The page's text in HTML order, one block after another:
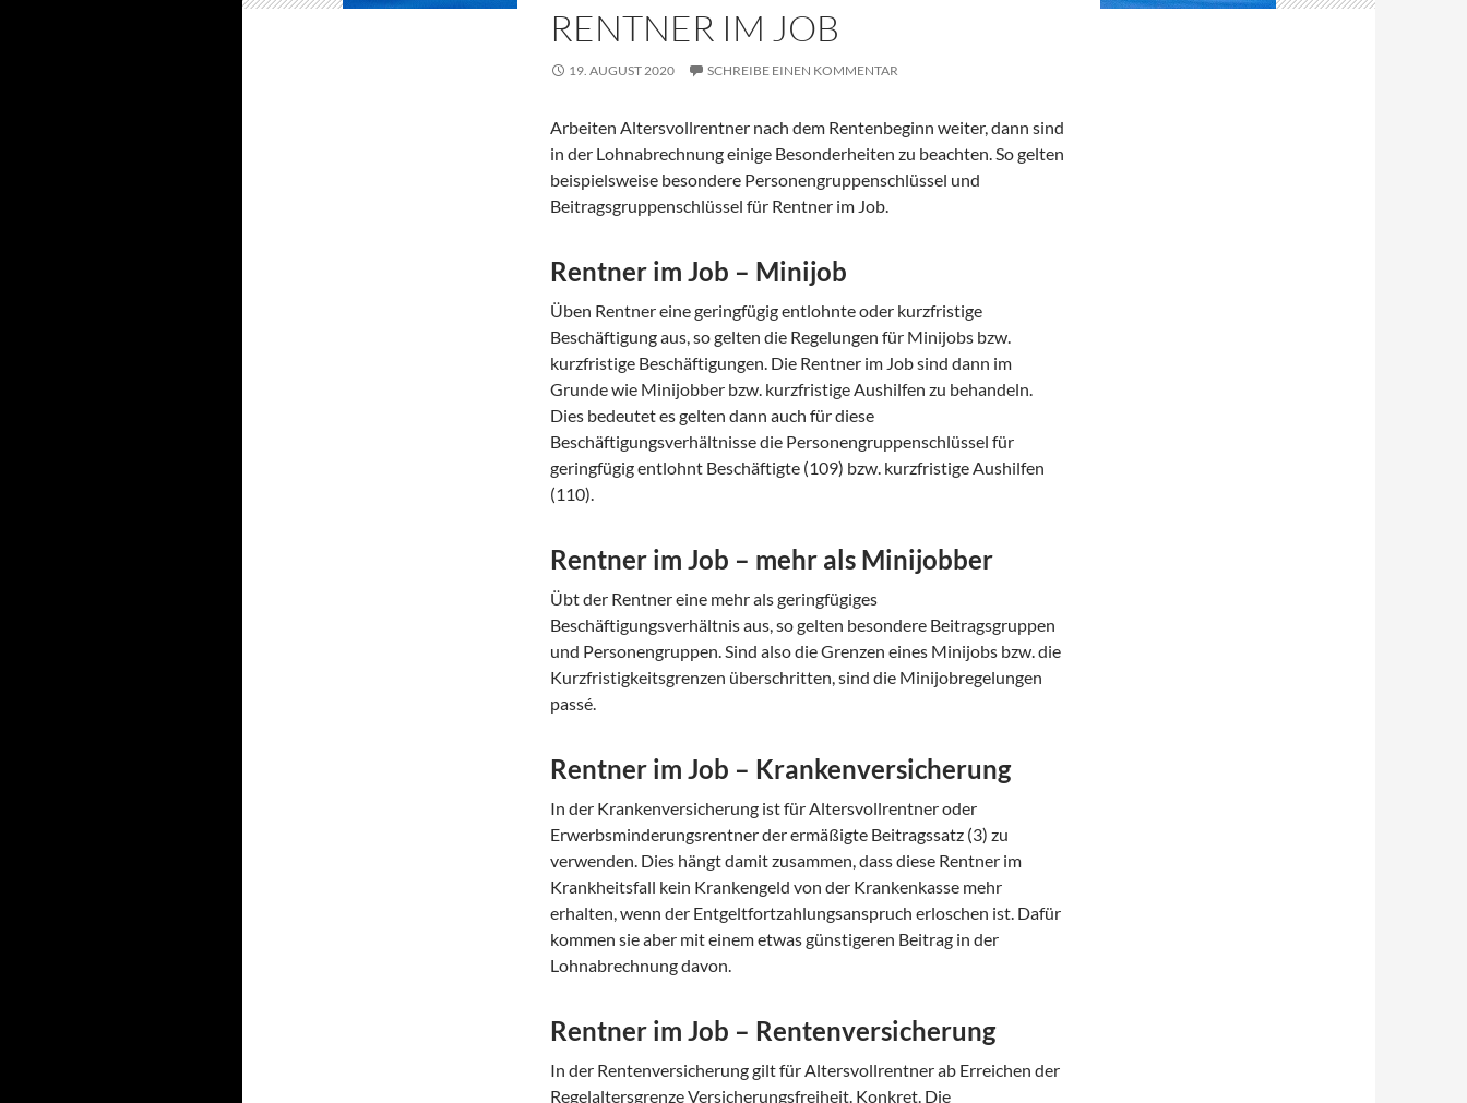
RENTNER IM JOB
19. AUGUST 2020 SCHREIBE EINEN KOMMENTAR
Arbeiten Altersvollrentner nach dem Rentenbeginn weiter, dann sind
in der Lohnabrechnung einige Besonderheiten zu beachten. So gelten
beispielsweise besondere Personengruppenschlüssel und
Beitragsgruppenschlüssel für Rentner im Job.
Rentner im Job – Minijob
Üben Rentner eine geringfügig entlohnte oder kurzfristige
Beschäftigung aus, so gelten die Regelungen für Minijobs bzw.
kurzfristige Beschäftigungen. Die Rentner im Job sind dann im
Grunde wie Minijobber bzw. kurzfristige Aushilfen zu behandeln.
Dies bedeutet es gelten dann auch für diese
Beschäftigungsverhältnisse die Personengruppenschlüssel für
geringfügig entlohnt Beschäftigte (109) bzw. kurzfristige Aushilfen
(110).
Rentner im Job – mehr als Minijobber
Übt der Rentner eine mehr als geringfügiges
Beschäftigungsverhältnis aus, so gelten besondere Beitragsgruppen
und Personengruppen. Sind also die Grenzen eines Minijobs bzw. die
Kurzfristigkeitsgrenzen überschritten, sind die Minijobregelungen
passé.
Rentner im Job – Krankenversicherung
In der Krankenversicherung ist für Altersvollrentner oder
Erwerbsminderungsrentner der ermäßigte Beitragssatz (3) zu
verwenden. Dies hängt damit zusammen, dass diese Rentner im
Krankheitsfall kein Krankengeld von der Krankenkasse mehr
erhalten, wenn der Entgeltfortzahlungsanspruch erloschen ist. Dafür
kommen sie aber mit einem etwas günstigeren Beitrag in der
Lohnabrechnung davon.
Rentner im Job – Rentenversicherung
In der Rentenversicherung gilt für Altersvollrentner ab Erreichen der
Regelaltersgrenze Versicherungsfreiheit. Konkret. Die